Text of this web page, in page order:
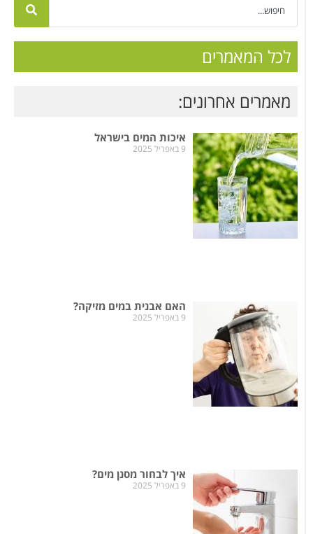
לכל המאמרים
מאמרים אחרונים:
איכות המים בישראל
9 באפריל 2025
האם אבנית במים מזיקה?
9 באפריל 2025
איך לבחור מסנן מים?
9 באפריל 2025